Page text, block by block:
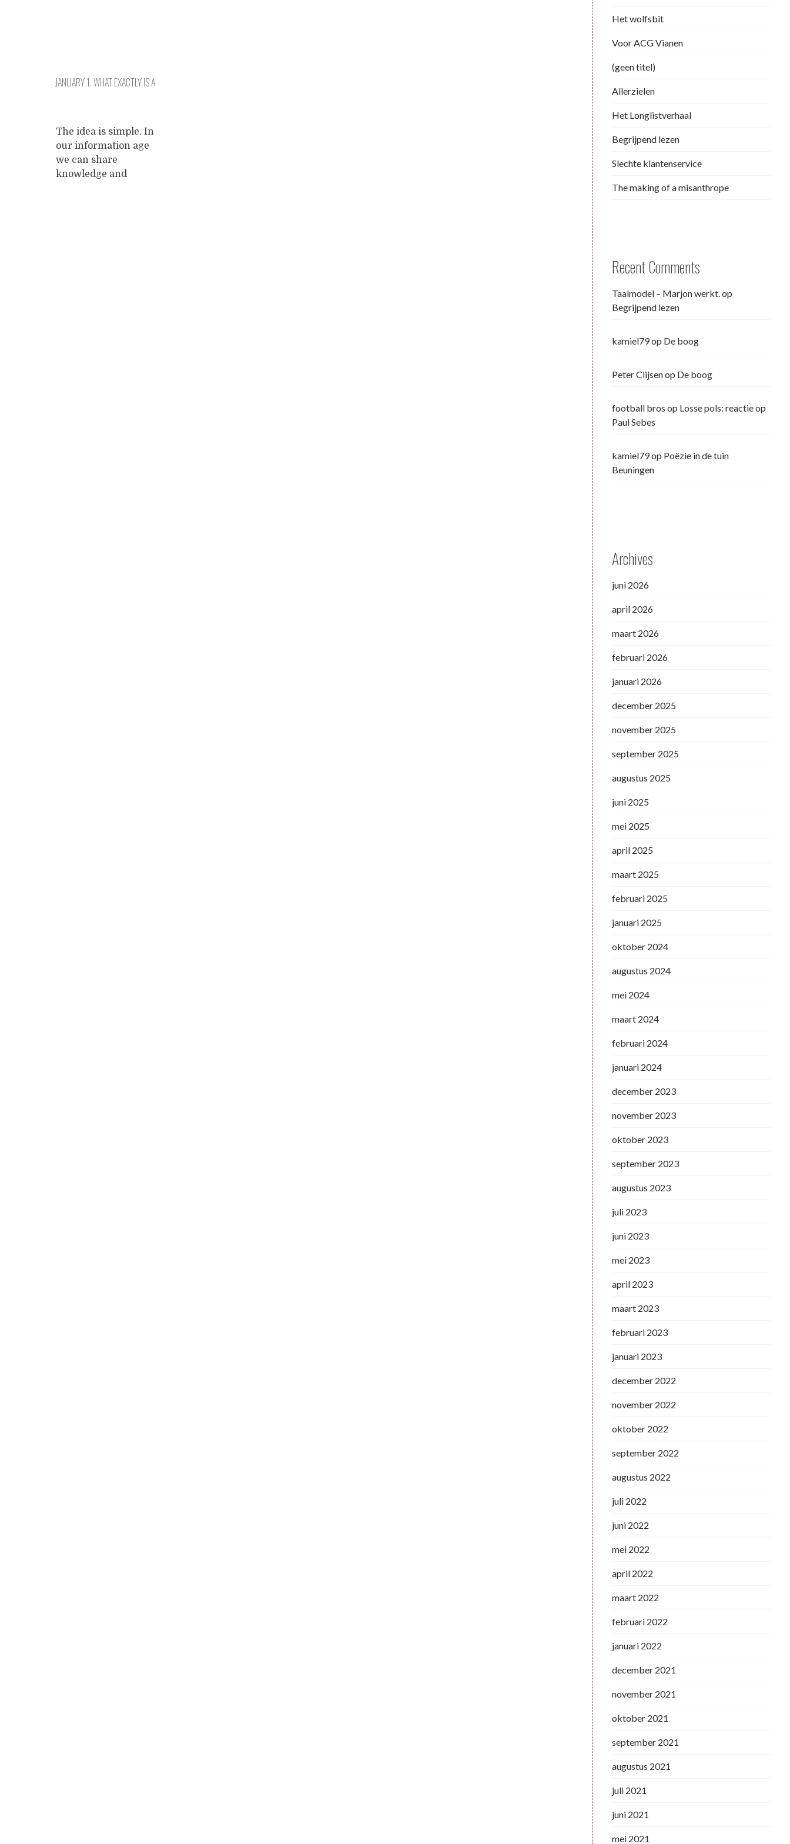
JANUARY 1. WHAT EXACTLY IS A
The idea is simple. In
our information age
we can share
knowledge and
Het wolfsbit
Voor ACG Vianen
(geen titel)
Allerzielen
Het Longlistverhaal
Begrijpend lezen
Slechte klantenservice
The making of a misanthrope
Recent Comments
Taalmodel – Marjon werkt.op
Begrijpend lezen
kamiel79op De boog
Peter Clijsenop De boog
football bros op Losse pols: reactie op
Paul Sebes
kamiel79op Poëzie in de tuin
Beuningen
Archives
juni 2026
april 2026
maart 2026
februari 2026
januari 2026
december 2025
november 2025
september 2025
augustus 2025
juni 2025
mei 2025
april 2025
maart 2025
februari 2025
januari 2025
oktober 2024
augustus 2024
mei 2024
maart 2024
februari 2024
januari 2024
december 2023
november 2023
oktober 2023
september 2023
augustus 2023
juli 2023
juni 2023
mei 2023
april 2023
maart 2023
februari 2023
januari 2023
december 2022
november 2022
oktober 2022
september 2022
augustus 2022
juli 2022
juni 2022
mei 2022
april 2022
maart 2022
februari 2022
januari 2022
december 2021
november 2021
oktober 2021
september 2021
augustus 2021
juli 2021
juni 2021
mei 2021